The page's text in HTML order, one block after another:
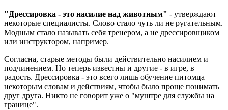
"Дрессировка - это насилие над животным" - утверждают
некоторые специалисты. Слово стало чуть ли не ругательным.
Модным стало называть себя тренером, а не дрессировщиком
или инструктором, например.
Согласна, старые методы были действительно насилием и
подчинением. Но теперь известны и другие - в игре, в
радость. Дрессировка - это всего лишь обучение питомца
некоторым словам и действиям, чтобы было проще понимать
друг друга. Никто не говорит уже о "муштре для службы на
границе".